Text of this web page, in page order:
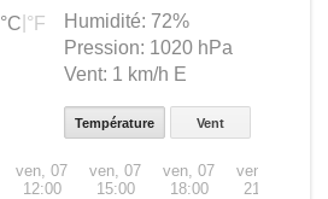
°C °F Humidité: 72%
Pression: 1020 hPa
Vent: 1 km/h E
Température Vent
ven, 07
12:00
ven, 07
15:00
ven, 07
18:00
ven, 07
21:00